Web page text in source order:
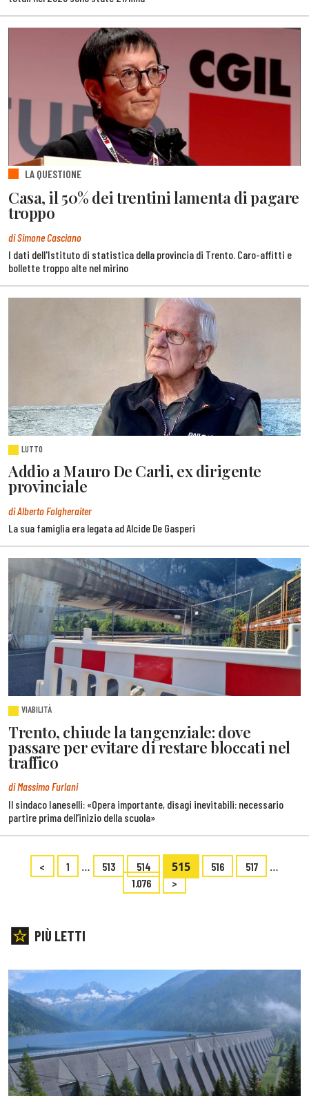
LA QUESTIONE
Casa, il 50% dei trentini lamenta di pagare
troppo
di Simone Casciano
I dati dell'Istituto di statistica della provincia di Trento. Caro-affitti e
bollette troppo alte nel mirino
LUTTO
Addio a Mauro De Carli, ex dirigente
provinciale
di Alberto Folgheraiter
La sua famiglia era legata ad Alcide De Gasperi
VIABILITÀ
Trento, chiude la tangenziale: dove
passare per evitare di restare bloccati nel
traffico
di Massimo Furlani
Il sindaco Ianeselli: «Opera importante, disagi inevitabili: necessario
partire prima dell’inizio della scuola»
< 1 … 513 514 515 516 517 …
1.076 >
PIÙ LETTI